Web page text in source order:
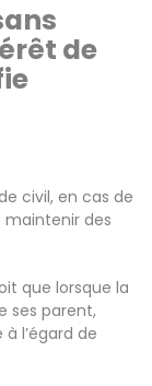
de
civil, en cas de
maintenir des
que lorsque la
ses parent,
l’égard de